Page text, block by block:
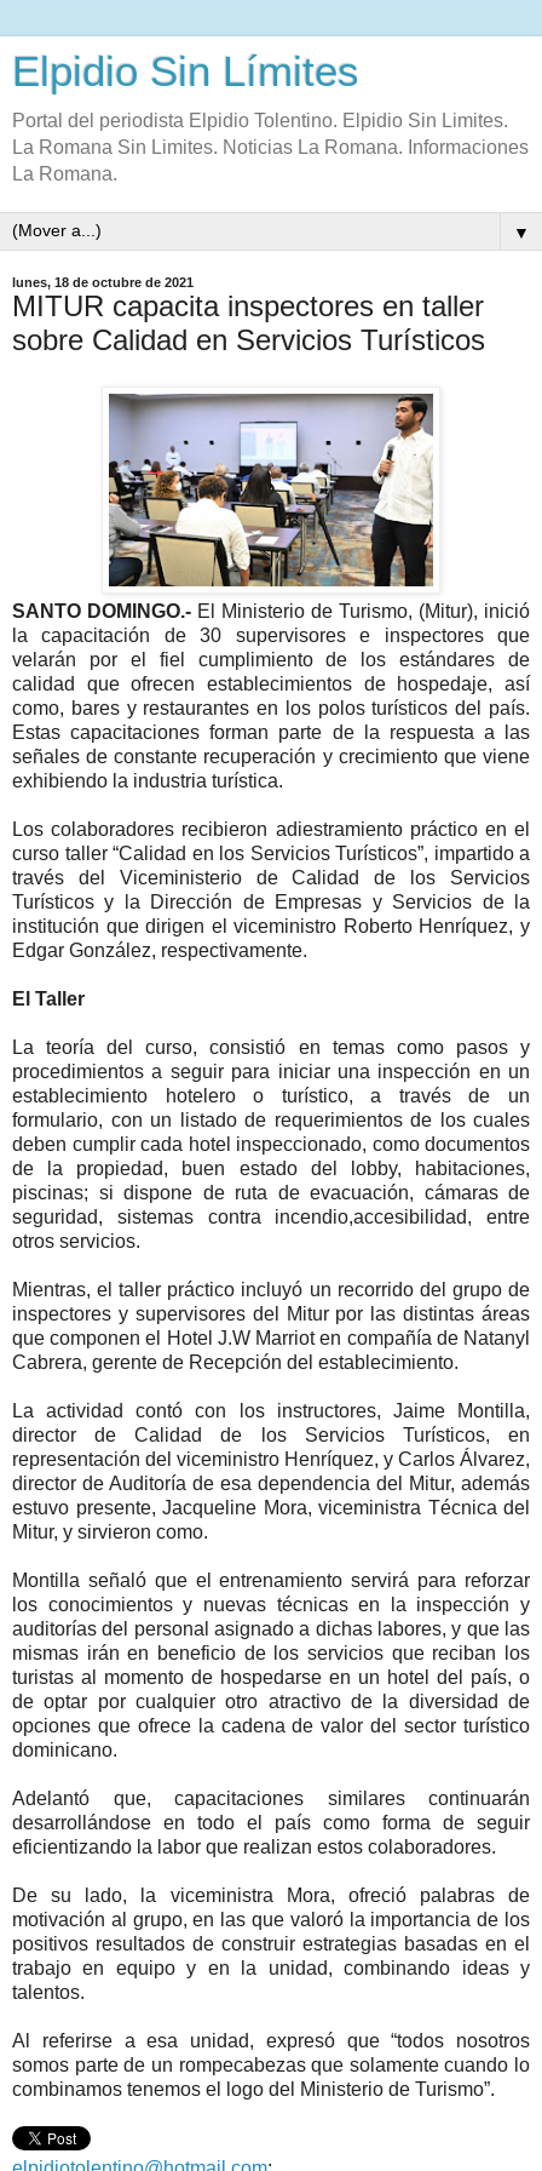
Elpidio Sin Límites
Portal del periodista Elpidio Tolentino. Elpidio Sin Limites.
La Romana Sin Limites. Noticias La Romana. Informaciones
La Romana.
▼
lunes, 18 de octubre de 2021
MITUR capacita inspectores en taller
sobre Calidad en Servicios Turísticos
SANTO DOMINGO.- El Ministerio de Turismo, (Mitur), inició
la capacitación de 30 supervisores e inspectores que
velarán por el fiel cumplimiento de los estándares de
calidad que ofrecen establecimientos de hospedaje, así
como, bares y restaurantes en los polos turísticos del país.
Estas capacitaciones forman parte de la respuesta a las
señales de constante recuperación y crecimiento que viene
exhibiendo la industria turística.
Los colaboradores recibieron adiestramiento práctico en el
curso taller “Calidad en los Servicios Turísticos”, impartido a
través del Viceministerio de Calidad de los Servicios
Turísticos y la Dirección de Empresas y Servicios de la
institución que dirigen el viceministro Roberto Henríquez, y
Edgar González, respectivamente.
El Taller
La teoría del curso, consistió en temas como pasos y
procedimientos a seguir para iniciar una inspección en un
establecimiento hotelero o turístico, a través de un
formulario, con un listado de requerimientos de los cuales
deben cumplir cada hotel inspeccionado, como documentos
de la propiedad, buen estado del lobby, habitaciones,
piscinas; si dispone de ruta de evacuación, cámaras de
seguridad, sistemas contra incendio,accesibilidad, entre
otros servicios.
Mientras, el taller práctico incluyó un recorrido del grupo de
inspectores y supervisores del Mitur por las distintas áreas
que componen el Hotel J.W Marriot en compañía de Natanyl
Cabrera, gerente de Recepción del establecimiento.
La actividad contó con los instructores, Jaime Montilla,
director de Calidad de los Servicios Turísticos, en
representación del viceministro Henríquez, y Carlos Álvarez,
director de Auditoría de esa dependencia del Mitur, además
estuvo presente, Jacqueline Mora, viceministra Técnica del
Mitur, y sirvieron como.
Montilla señaló que el entrenamiento servirá para reforzar
los conocimientos y nuevas técnicas en la inspección y
auditorías del personal asignado a dichas labores, y que las
mismas irán en beneficio de los servicios que reciban los
turistas al momento de hospedarse en un hotel del país, o
de optar por cualquier otro atractivo de la diversidad de
opciones que ofrece la cadena de valor del sector turístico
dominicano.
Adelantó que, capacitaciones similares continuarán
desarrollándose en todo el país como forma de seguir
eficientizando la labor que realizan estos colaboradores.
De su lado, la viceministra Mora, ofreció palabras de
motivación al grupo, en las que valoró la importancia de los
positivos resultados de construir estrategias basadas en el
trabajo en equipo y en la unidad, combinando ideas y
talentos.
Al referirse a esa unidad, expresó que “todos nosotros
somos parte de un rompecabezas que solamente cuando lo
combinamos tenemos el logo del Ministerio de Turismo”.